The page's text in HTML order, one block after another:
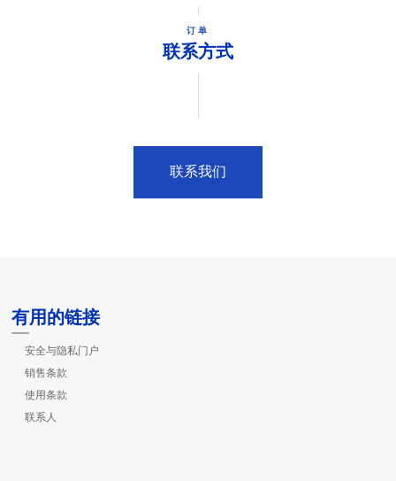
订单
联系方式
联系我们
有用的链接
安全与隐私门户
销售条款
使用条款
联系人